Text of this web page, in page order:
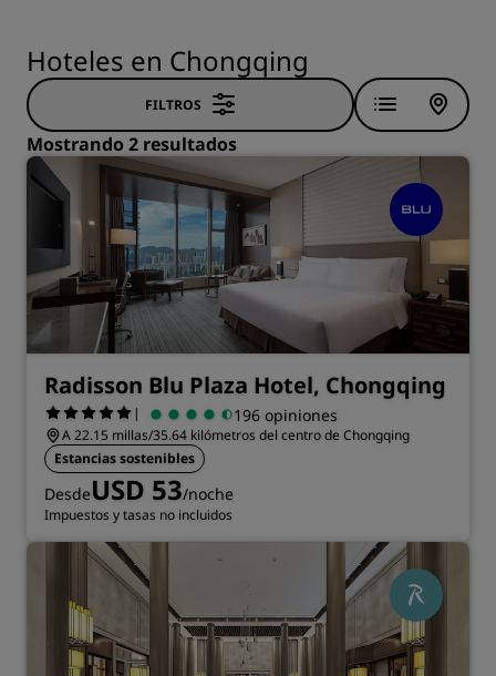
Hoteles en Chongqing
FILTROS
Mostrando 2 resultados
Radisson Blu Plaza Hotel, Chongqing
| 196 opiniones
A 22.15 millas/35.64 kilómetros del centro de Chongqing
Estancias sostenibles
DesdeUSD 53/noche
Impuestos y tasas no incluidos